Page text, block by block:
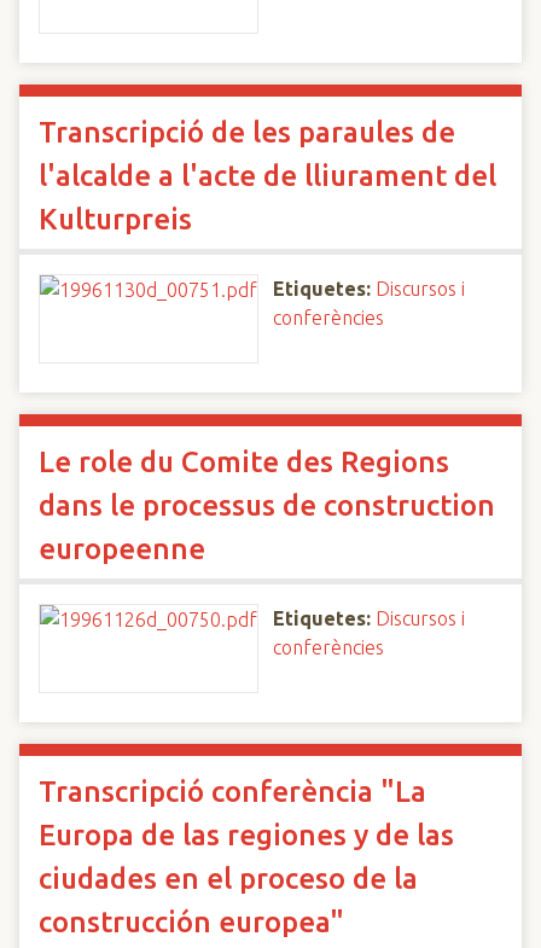
Transcripció de les paraules de
l'alcalde a l'acte de lliurament del
Kulturpreis
Etiquetes: Discursos i
conferències
Le role du Comite des Regions
dans le processus de construction
europeenne
Etiquetes: Discursos i
conferències
Transcripció conferència "La
Europa de las regiones y de las
ciudades en el proceso de la
construcción europea"